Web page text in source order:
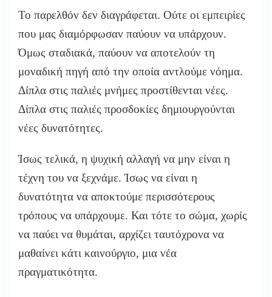
Το παρελθόν δεν διαγράφεται. Ούτε οι εμπειρίες
που μας διαμόρφωσαν παύουν να υπάρχουν.
Όμως σταδιακά, παύουν να αποτελούν τη
μοναδική πηγή από την οποία αντλούμε νόημα.
Δίπλα στις παλιές μνήμες προστίθενται νέες.
Δίπλα στις παλιές προσδοκίες δημιουργούνται
νέες δυνατότητες.
Ίσως τελικά, η ψυχική αλλαγή να μην είναι η
τέχνη του να ξεχνάμε. Ίσως να είναι η
δυνατότητα να αποκτούμε περισσότερους
τρόπους να υπάρχουμε. Και τότε το σώμα, χωρίς
να παύει να θυμάται, αρχίζει ταυτόχρονα να
μαθαίνει κάτι καινούργιο, μια νέα
πραγματικότητα.